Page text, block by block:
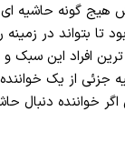
هیج گونه حاشیه ای
تا بتواند در
افراد این سبک
جزئی از یک
خواننده دنبال